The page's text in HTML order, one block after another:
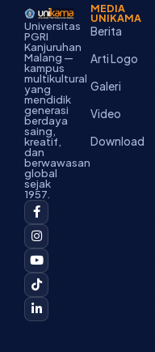
Universitas
PGRI
Kanjuruhan
Malang —
kampus
multikultural
yang
mendidik
generasi
berdaya
saing,
kreatif,
dan
berwawasan
global
sejak
1957.
F
a
c
e
b
o
o
k
-
f
I
n
s
t
a
g
r
a
m
Y
o
u
t
u
b
e
T
i
k
t
o
k
L
i
n
k
e
d
i
n
-
i
n
MEDIA
UNIKAMA
Berita
Arti Logo
Galeri
Video
Download